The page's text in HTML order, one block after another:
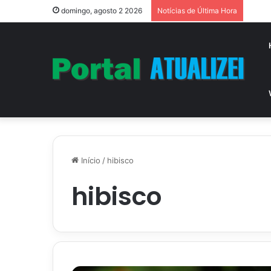
domingo, agosto 2 2026 Notícias de Última Hora
Início / hibisco
hibisco